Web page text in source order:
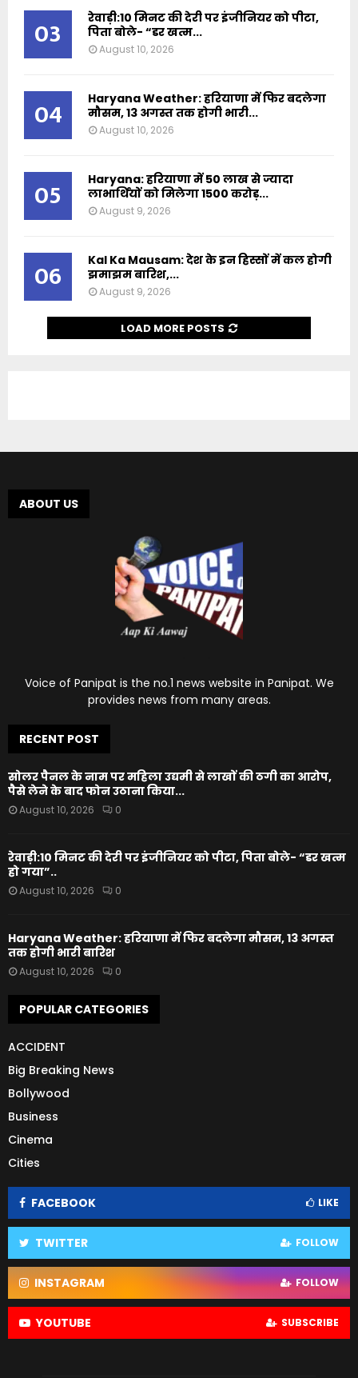
03
रेवाड़ी:10 मिनट की देरी पर इंजीनियर को पीटा,
पिता बोले- “डर खत्म...
August 10, 2026
04
Haryana Weather: हरियाणा में फिर बदलेगा
मौसम, 13 अगस्त तक होगी भारी...
August 10, 2026
05
Haryana: हरियाणा में 50 लाख से ज्यादा
लाभार्थियों को मिलेगा 1500 करोड़...
August 9, 2026
06
Kal Ka Mausam: देश के इन हिस्सों में कल होगी
झमाझम बारिश,...
August 9, 2026
LOAD MORE POSTS
ABOUT US
Voice of Panipat is the no.1 news website in Panipat. We
provides news from many areas.
RECENT POST
सोलर पैनल के नाम पर महिला उद्यमी से लाखों की ठगी का आरोप,
पैसे लेने के बाद फोन उठाना किया...
August 10, 2026 0
रेवाड़ी:10 मिनट की देरी पर इंजीनियर को पीटा, पिता बोले- “डर खत्म
हो गया”..
August 10, 2026 0
Haryana Weather: हरियाणा में फिर बदलेगा मौसम, 13 अगस्त
तक होगी भारी बारिश
August 10, 2026 0
POPULAR CATEGORIES
ACCIDENT
Big Breaking News
Bollywood
Business
Cinema
Cities
FACEBOOK LIKE
TWITTER FOLLOW
INSTAGRAM FOLLOW
YOUTUBE SUBSCRIBE